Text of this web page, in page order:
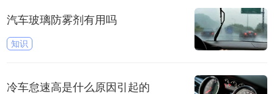
汽车玻璃防雾剂有用吗
知识
冷车怠速高是什么原因引起的